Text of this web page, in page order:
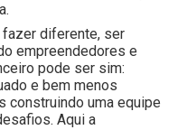
diferente, ser
empreendedores e
pode ser sim:
e bem menos
construindo uma equipe
Aqui a